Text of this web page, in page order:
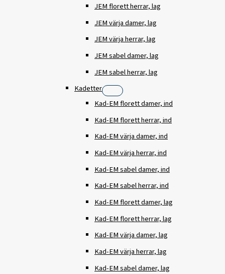
JEM florett herrar, lag
JEM värja damer, lag
JEM värja herrar, lag
JEM sabel damer, lag
JEM sabel herrar, lag
Kadetter
Kad-EM florett damer, ind
Kad-EM florett herrar, ind
Kad-EM värja damer, ind
Kad-EM värja herrar, ind
Kad-EM sabel damer, ind
Kad-EM sabel herrar, ind
Kad-EM florett damer, lag
Kad-EM florett herrar, lag
Kad-EM värja damer, lag
Kad-EM värja herrar, lag
Kad-EM sabel damer, lag